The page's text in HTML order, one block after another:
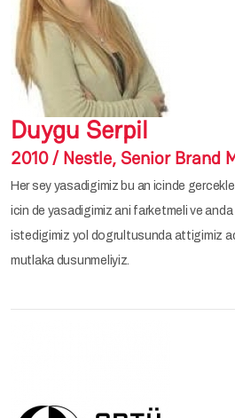
Duygu Serpil
2010 / Nestle, Senior Brand
Her sey yasadigimiz bu an icinde
icin de yasadigimiz ani farketmeli ve
istedigimiz yol dogrultusunda attigimiz
mutlaka dusunmeliyiz.